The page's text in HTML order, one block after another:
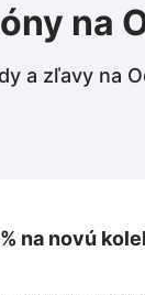
na
a zľavy na
na novú